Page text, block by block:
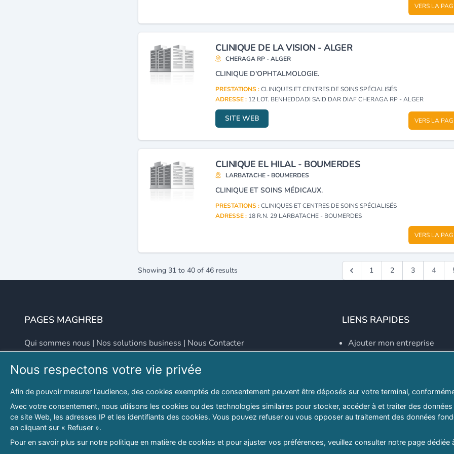
VERS LA
CLINIQUE DE LA VISION - ALGER
CHERAGA RP - ALGER
CLINIQUE D'OPHTALMOLOGIE.
PRESTATIONS :CLINIQUES ET CENTRES DE SOINS SPÉCIALISÉS
ADRESSE : 12 LOT. BENHEDDADI SAID DAR DIAF CHERAGA RP - ALGER
SITE WEB VERS LA
CLINIQUE EL HILAL - BOUMERDES
LARBATACHE - BOUMERDES
CLINIQUE ET SOINS MÉDICAUX.
PRESTATIONS :CLINIQUES ET CENTRES DE SOINS SPÉCIALISÉS
ADRESSE : 18 R.N. 29 LARBATACHE - BOUMERDES
VERS LA
Showing 31 to 40 of 46 results 1 2 3 4
PAGES MAGHREB
Qui sommes nous | Nos solutions business | Nous Contacter
Adresse
46 LOT. PETITE PROVENCE SIDI YAHIA
Hydra, Alger (16), Algérie
Email
contact@lespagesmaghreb.com
LIENS RAPIDES
Ajouter mon entreprise
Explorer par secteurs
Explorer par willayas
Le Guide D'Alger, guide-
Nous respectons votre vie privée
Afin de pouvoir mesurer l'audience, des cookies exemptés de consentement peuvent être déposés sur votre terminal,
Avec votre consentement, nous utilisons les cookies ou des technologies similaires pour stocker, accéder à et traiter des
ce site Web, les adresses IP et les identifiants des cookies. Vous pouvez refuser ou vous opposer au traitement des données
en cliquant sur « Refuser ».
Pour en savoir plus sur notre politique en matière de cookies et pour ajuster vos préférences, veuillez consulter notre page